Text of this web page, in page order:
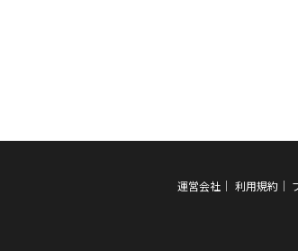
運営会社 利用規約